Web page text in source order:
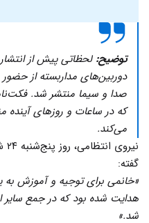
توضیح: لحظاتی پیش از
دوربین‌های مداربسته از
صدا و سیما منتشر شد.
که در ساعات و روزهای آینده
می‌کند.
نیروی انتظامی، روز پنج‌شنبه ۲۴ شهریور ۱۴۰۱
گفته:
«خانمی برای توجیه و آموزش
هدایت شده بود که در جمع سایر
شد.»